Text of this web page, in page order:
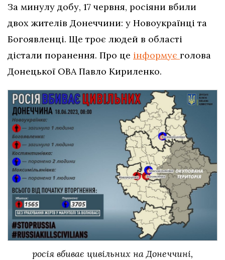
За минулу добу, 17 червня, росіяни вбили
двох жителів Донеччини: у Новоукраїнці та
Богоявленці. Ще троє людей в області
дістали поранення. Про це інформує голова
Донецької ОВА Павло Кириленко.
росія вбиває цивільних на Донеччині,